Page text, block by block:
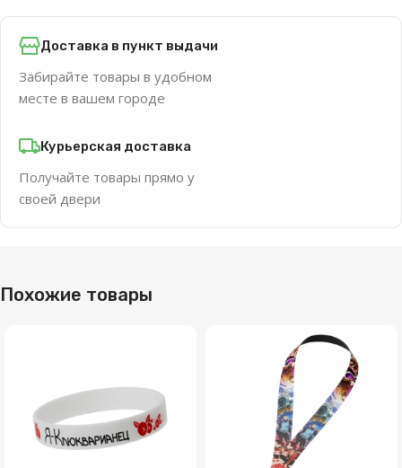
Доставка в пункт выдачи
Забирайте товары в удобном
месте в вашем городе
Курьерская доставка
Получайте товары прямо у
своей двери
Похожие товары